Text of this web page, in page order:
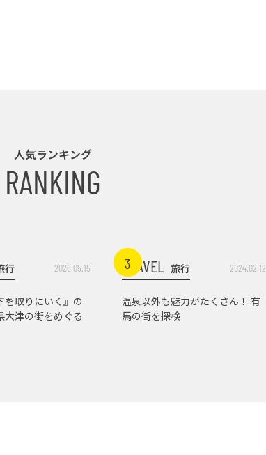
人気ランキング
RANKING
行 2026.05.15
を取りにいく』の
大津の街をめぐる
3
TRAVEL 旅行 2024.02.12
温泉以外も魅力がたくさん！ 有
馬の街を探検